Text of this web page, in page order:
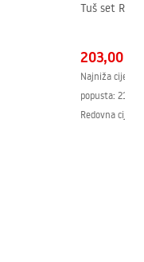
Tuš set REA
203,00 €
Najniža cijena
popusta:
Redovna cijena